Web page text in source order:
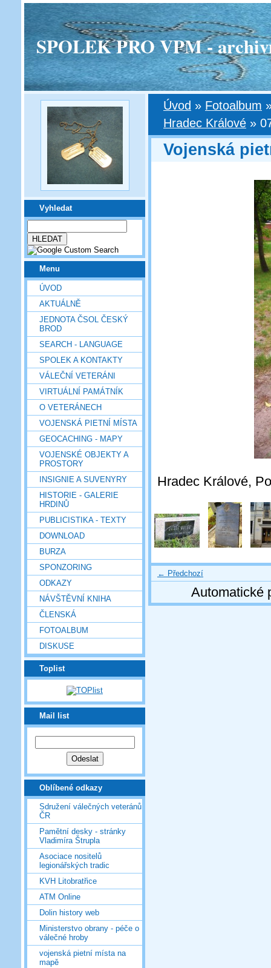
SPOLEK PRO VPM -
Vyhledat
Menu
ÚVOD
AKTUÁLNĚ
JEDNOTA ČSOL ČESKÝ
BROD
SEARCH - LANGUAGE
SPOLEK A KONTAKTY
VÁLEČNÍ VETERÁNI
VIRTUÁLNÍ PAMÁTNÍK
O VETERÁNECH
VOJENSKÁ PIETNÍ MÍSTA
GEOCACHING - MAPY
VOJENSKÉ OBJEKTY A
PROSTORY
INSIGNIE A SUVENYRY
HISTORIE - GALERIE
HRDINŮ
PUBLICISTIKA - TEXTY
DOWNLOAD
BURZA
SPONZORING
ODKAZY
NÁVŠTĚVNÍ KNIHA
ČLENSKÁ
FOTOALBUM
DISKUSE
Toplist
Mail list
Oblíbené odkazy
Sdružení válečných veteránů
ČR
Pamětní desky - stránky
Vladimíra Štrupla
Asociace nositelů
legionářských tradic
KVH Litobratřice
ATM Online
Dolin history web
Ministerstvo obrany - péče o
válečné hroby
vojenská pietní místa na
mapě
Úvod » Fotoalbum
Hradec Králové »
Vojenská
Hradec Králové,
← Předchozí
Automatické